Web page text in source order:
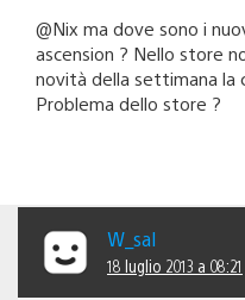
@Nix ma dove sono i
ascension ? Nello store
novità della settimana la
Problema dello store ?
W_sal
18 luglio 2013 a 08:21